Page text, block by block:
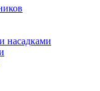
насадками